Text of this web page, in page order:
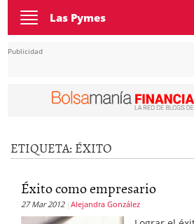
Toggle
navigation
Las Pymes
Publicidad
ETIQUETA: ÉXITO
Éxito como empresario
27 Mar 2012 Alejandra González